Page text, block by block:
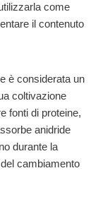
come
il contenuto
è considerata un
coltivazione
fonti di proteine,
anidride
durante la
cambiamento